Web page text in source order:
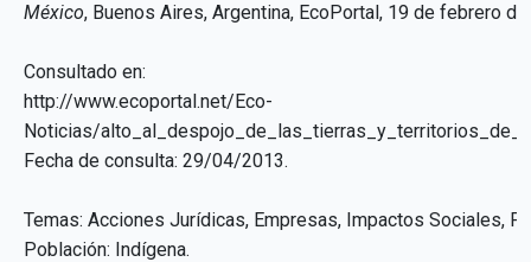
México, Buenos Aires, Argentina, EcoPortal, 19 de febrero
Consultado en:
http://www.ecoportal.net/Eco-
Noticias/
Fecha de consulta: 29/04/2013.
Temas: Acciones Jurídicas, Empresas, Impactos Sociales,
Población: Indígena.